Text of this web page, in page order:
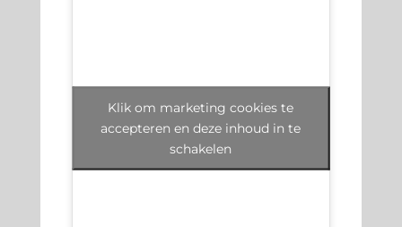
Klik om marketing cookies te
accepteren en deze inhoud in te
schakelen